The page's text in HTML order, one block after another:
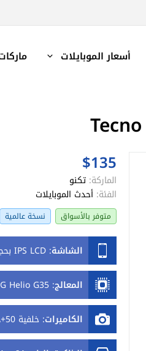
أسعار الموبايلات
$135
الماركة: تكنو
الفئة: أحدث الموبايلات
متوفر بالأسواق نسخة عالمية
الشاشة:IPS LCD بحجم 6.6 بوصة بدقة FHD+
المعالج:
Helio G35
الكاميرات:خلفية 50+QVGA م.ب/ امامية 8 م.ب.